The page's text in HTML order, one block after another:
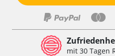
mit 30 Tagen